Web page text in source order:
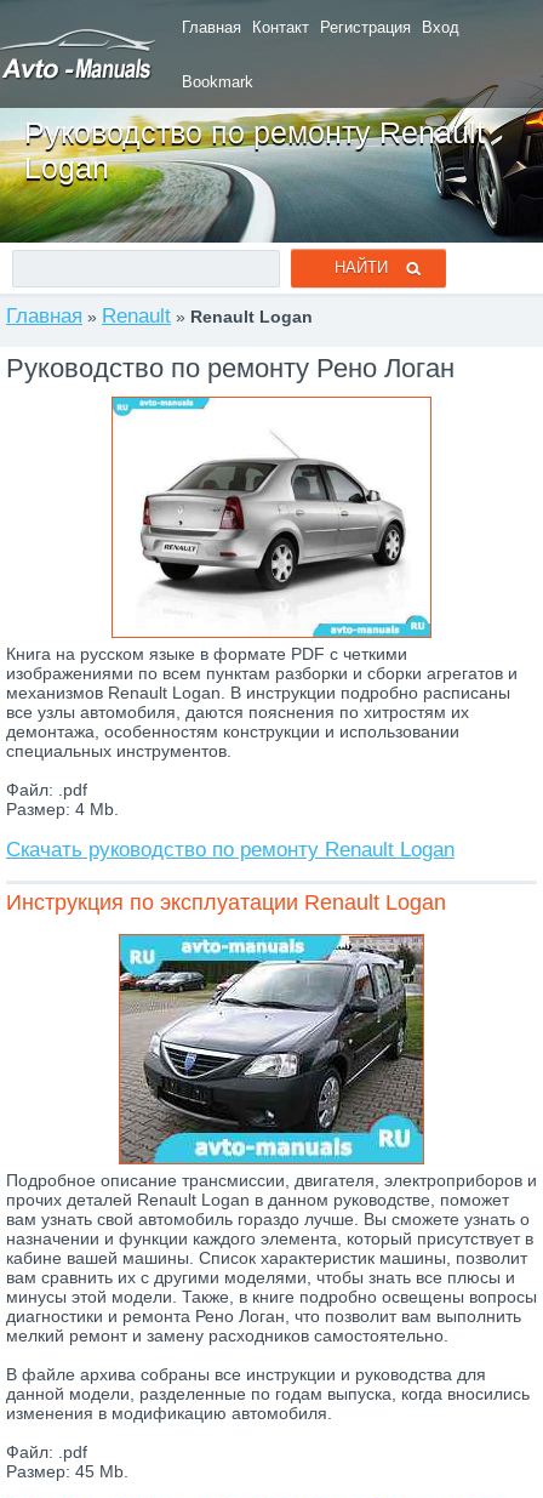
Главная Контакт Регистрация Вход
Bookmark
Руководство по ремонту Renault
Logan
Главная » Renault » Renault Logan
Руководство по ремонту Рено Логан
Книга на русском языке в формате PDF с четкими
изображениями по всем пунктам разборки и сборки агрегатов и
механизмов Renault Logan. В инструкции подробно расписаны
все узлы автомобиля, даются пояснения по хитростям их
демонтажа, особенностям конструкции и использовании
специальных инструментов.
Файл: .pdf
Размер: 4 Mb.
Скачать руководство по ремонту Renault Logan
Инструкция по эксплуатации Renault Logan
Подробное описание трансмиссии, двигателя, электроприборов и
прочих деталей Renault Logan в данном руководстве, поможет
вам узнать свой автомобиль гораздо лучше. Вы сможете узнать о
назначении и функции каждого элемента, который присутствует в
кабине вашей машины. Список характеристик машины, позволит
вам сравнить их с другими моделями, чтобы знать все плюсы и
минусы этой модели. Также, в книге подробно освещены вопросы
диагностики и ремонта Рено Логан, что позволит вам выполнить
мелкий ремонт и замену расходников самостоятельно.
В файле архива собраны все инструкции и руководства для
данной модели, разделенные по годам выпуска, когда вносились
изменения в модификацию автомобиля.
Файл: .pdf
Размер: 45 Mb.